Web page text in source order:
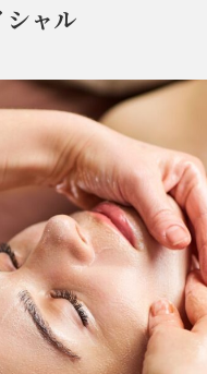
ャル